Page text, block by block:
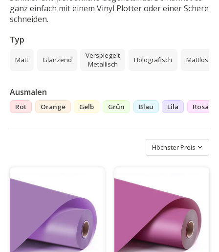
ganz einfach mit einem Vinyl Plotter oder einer Schere
schneiden.
Typ
Matt Glänzend
Verspiegelt
Metallisch
Holografisch Mattlos
Ausmalen
Rot Orange Gelb Grün Blau Lila Rosa
Sortieren nach
Höchster Preis